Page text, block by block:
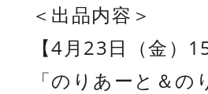
＜出品内容＞
【4月23日（金）
「のりあーと＆